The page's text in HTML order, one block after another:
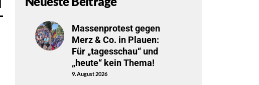
Massenprotest gegen
Merz & Co. in Plauen:
Für „tagesschau“ und
„heute“ kein Thema!
9. August 2026